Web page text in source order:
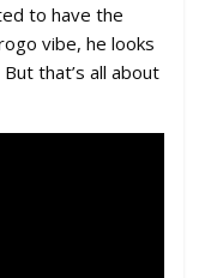
to have the
vibe, he looks
that’s all about